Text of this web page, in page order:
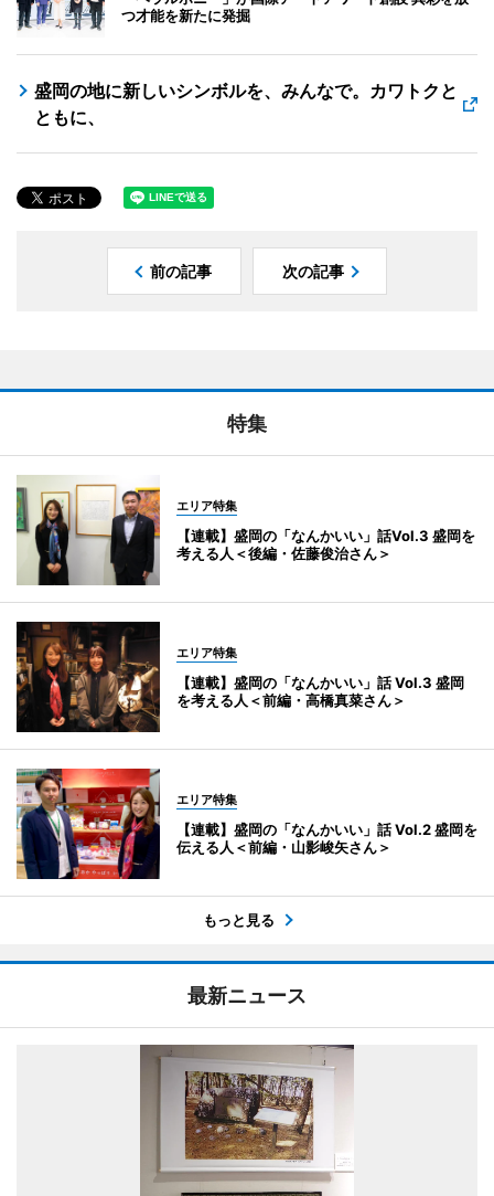
つ才能を新たに発掘
盛岡の地に新しいシンボルを、みんなで。カワトクと
ともに、
前の記事 次の記事
特集
エリア特集
【連載】盛岡の「なんかいい」話Vol.3 盛岡を
考える人＜後編・佐藤俊治さん＞
エリア特集
【連載】盛岡の「なんかいい」話 Vol.3 盛岡
を考える人＜前編・高橋真菜さん＞
エリア特集
【連載】盛岡の「なんかいい」話 Vol.2 盛岡を
伝える人＜前編・山影峻矢さん＞
もっと見る
最新ニュース